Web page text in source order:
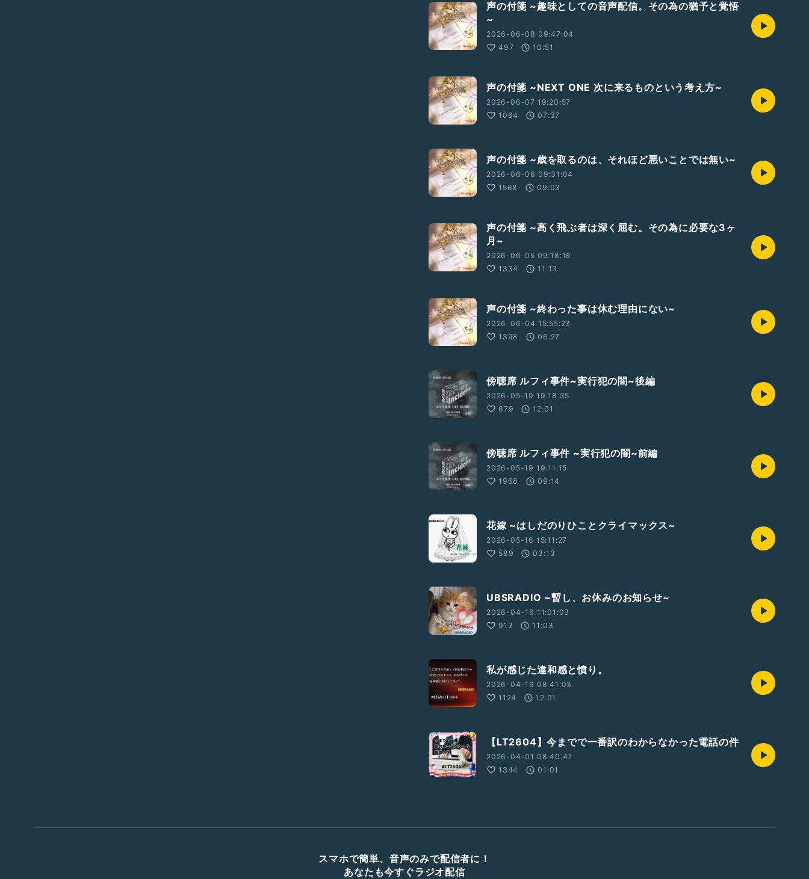
声の付箋 ~趣味としての音声配信。その為の猶予と覚悟
~
2026-06-08 09:47:04
497
10:51
声の付箋 ~NEXT ONE 次に来るものという考え方~
2026-06-07 19:20:57
1064
07:37
声の付箋 ~歳を取るのは、それほど悪いことでは無い~
2026-06-06 09:31:04
1568
09:03
声の付箋 ~高く飛ぶ者は深く屈む。その為に必要な3ヶ
月~
2026-06-05 09:18:16
1334
11:13
声の付箋 ~終わった事は休む理由にない~
2026-06-04 15:55:23
1398
06:27
傍聴席 ルフィ事件~実行犯の闇~後編
2026-05-19 19:18:35
679
12:01
傍聴席 ルフィ事件 ~実行犯の闇~前編
2026-05-19 19:11:15
1968
09:14
花嫁 ~はしだのりひことクライマックス~
2026-05-16 15:11:27
589
03:13
UBSRADIO ~暫し、お休みのお知らせ~
2026-04-16 11:01:03
913
11:03
私が感じた違和感と憤り。
2026-04-16 08:41:03
1124
12:01
【LT2604】今までで一番訳のわからなかった電話の件
2026-04-01 08:40:47
1344
01:01
スマホで簡単、音声のみで配信者に！
あなたも今すぐラジオ配信